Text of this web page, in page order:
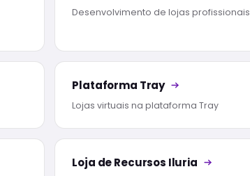
Desenvolvimento de lojas profissionais
Plataforma Tray
Lojas virtuais na plataforma Tray
Loja de Recursos Iluria